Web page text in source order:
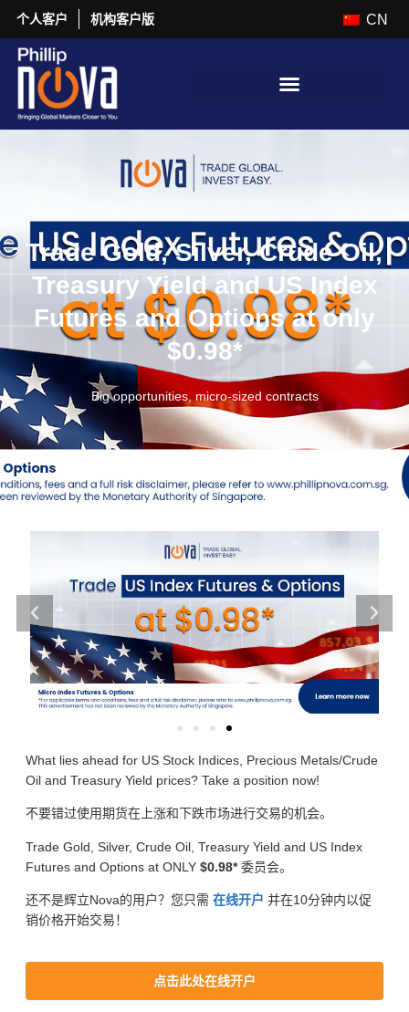
个人客户 机构客户版 CN
Trade Gold, Silver, Crude Oil,
Treasury Yield and US Index
Futures and Options at only
$0.98*
Big opportunities, micro-sized contracts
What lies ahead for US Stock Indices, Precious Metals/Crude
Oil and Treasury Yield prices? Take a position now!
不要错过使用期货在上涨和下跌市场进行交易的机会。
Trade Gold, Silver, Crude Oil, Treasury Yield and US Index
Futures and Options at ONLY $0.98*委员会。
还不是辉立Nova的用户？您只需 在线开户 并在10分钟内以促
销价格开始交易！
点击此处在线开户